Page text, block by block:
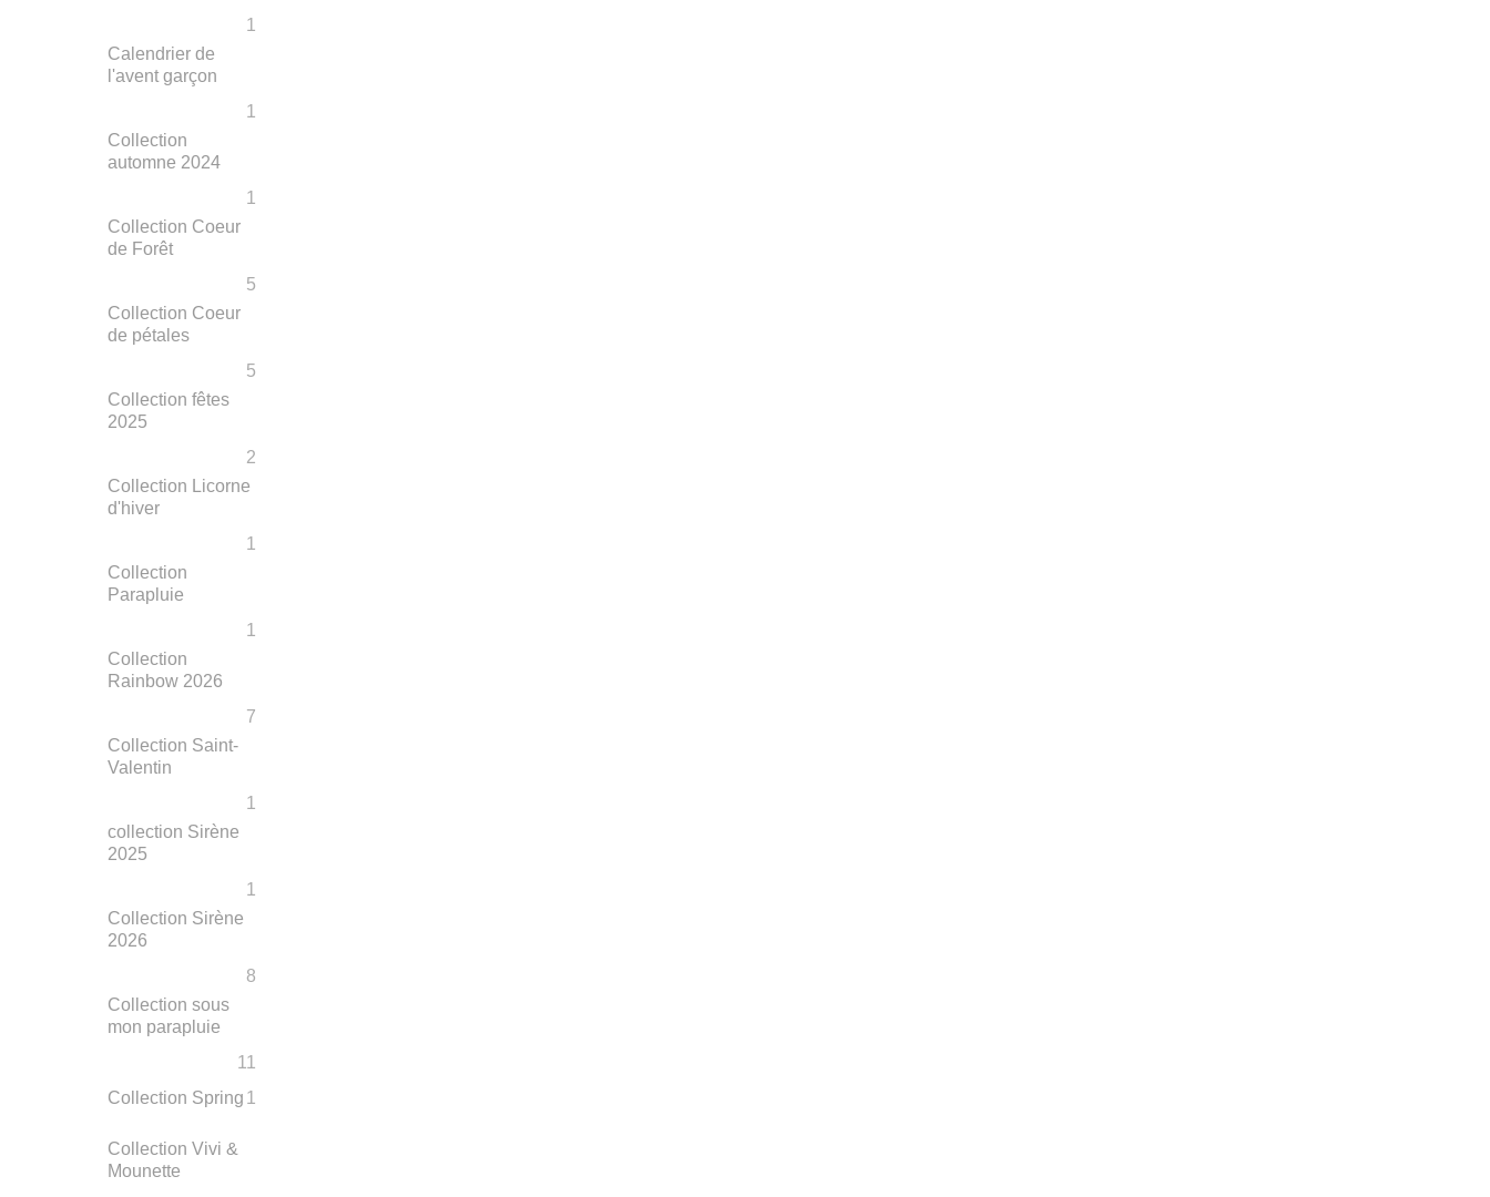
1
Calendrier de
l'avent garçon
1
Collection
automne 2024
1
Collection Coeur
de Forêt
5
Collection Coeur
de pétales
5
Collection fêtes
2025
2
Collection Licorne
d'hiver
1
Collection
Parapluie
1
Collection
Rainbow 2026
7
Collection Saint-
Valentin
1
collection Sirène
2025
1
Collection Sirène
2026
8
Collection sous
mon parapluie
11
Collection Spring 1
Collection Vivi &
Mounette